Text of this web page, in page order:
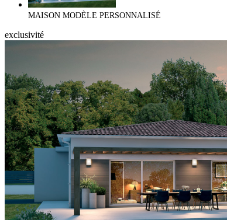
MAISON MODÈLE PERSONNALISÉ
exclusivité